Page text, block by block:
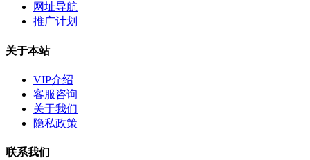
网址导航
推广计划
关于本站
VIP介绍
客服咨询
关于我们
隐私政策
联系我们